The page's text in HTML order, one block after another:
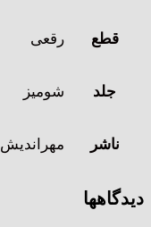
قطع رقعی
جلد شومیز
ناشر مهراندیش
دیدگاهها